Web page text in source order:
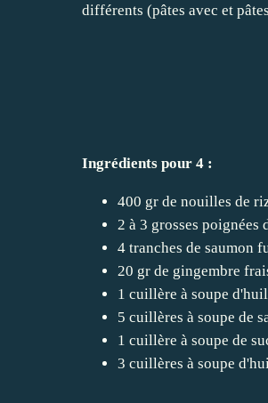
différents (pâtes avec et
Ingrédients pour 4 :
400 gr de nouilles de
2 à 3 grosses
4 tranches de saumon
20 gr de gingembre
1 cuillère à soupe
5 cuillères à soupe de
1 cuillère à soupe de
3 cuillères à soupe